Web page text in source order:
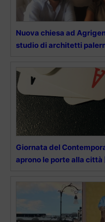
Nuova chiesa ad
studio di architetti
Giornata del
aprono le porte alla città